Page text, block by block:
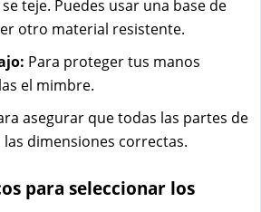
teje. Puedes usar una base de
otro material resistente.
Para proteger tus manos
el mimbre.
asegurar que todas las partes de
dimensiones correctas.
para seleccionar los